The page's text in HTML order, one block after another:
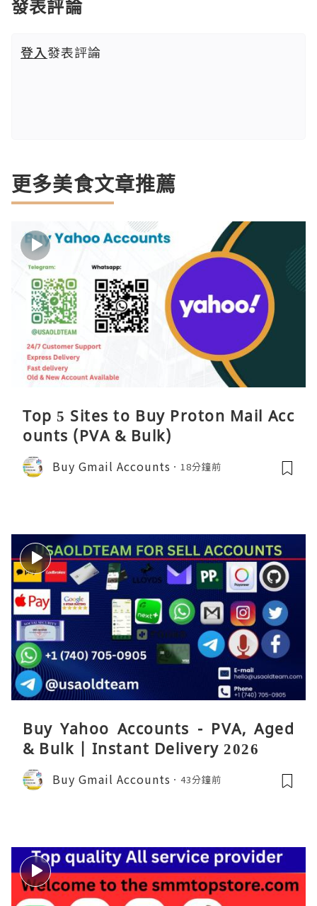
發表評論
登入發表評論
更多美食文章推薦
Top 5 Sites to Buy Proton Mail Acc
ounts (PVA & Bulk)
Buy Gmail Accounts 18分鐘前
Buy Yahoo Accounts - PVA, Aged
& Bulk | Instant Delivery 2026
Buy Gmail Accounts 43分鐘前